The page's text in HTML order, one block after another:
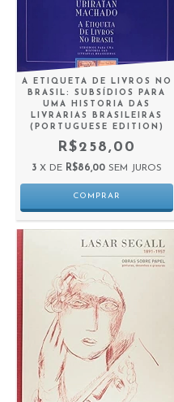
A ETIQUETA DE LIVROS NO
BRASIL: SUBSÍDIOS PARA
UMA HISTORIA DAS
LIVRARIAS BRASILEIRAS
(PORTUGUESE EDITION)
R$258,00
3 X DE R$86,00 SEM JUROS